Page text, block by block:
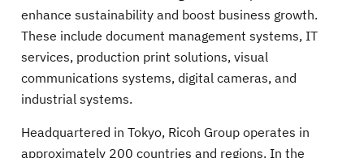
enhance sustainability and boost business growth.
These include document management systems, IT
services, production print solutions, visual
communications systems, digital cameras, and
industrial systems.
Headquartered in Tokyo, Ricoh Group operates in
approximately 200 countries and regions. In the